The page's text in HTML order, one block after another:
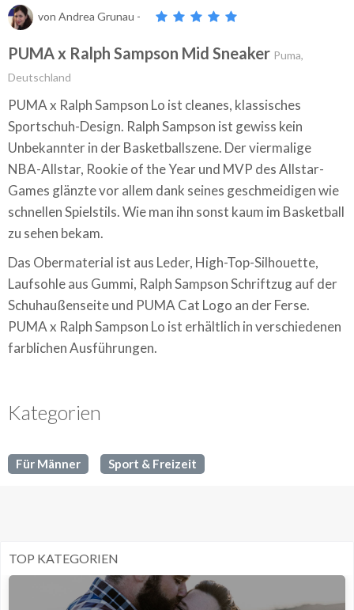
von Andrea Grunau -
PUMA x Ralph Sampson Mid Sneaker Puma,
Deutschland
PUMA x Ralph Sampson Lo ist cleanes, klassisches
Sportschuh-Design. Ralph Sampson ist gewiss kein
Unbekannter in der Basketballszene. Der viermalige
NBA-Allstar, Rookie of the Year und MVP des Allstar-
Games glänzte vor allem dank seines geschmeidigen wie
schnellen Spielstils. Wie man ihn sonst kaum im Basketball
zu sehen bekam.
Das Obermaterial ist aus Leder, High-Top-Silhouette,
Laufsohle aus Gummi, Ralph Sampson Schriftzug auf der
Schuhaußenseite und PUMA Cat Logo an der Ferse.
PUMA x Ralph Sampson Lo ist erhältlich in verschiedenen
farblichen Ausführungen.
Kategorien
Für Männer Sport & Freizeit
TOP KATEGORIEN